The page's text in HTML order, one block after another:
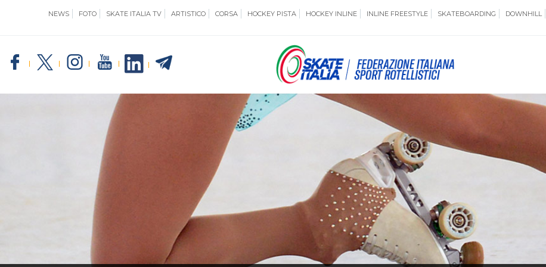
NEWS FOTO SKATE ITALIA TV ARTISTICO CORSA HOCKEY PISTA HOCKEY INLINE INLINE FREESTYLE SKATEBOARDING DOWNHILL
SKATE ITALIA TESSERAMENTO
GIUSTIZIA TERRITORIO
IMPIANTISTICA ANTIDOPING ASSICURAZIONE